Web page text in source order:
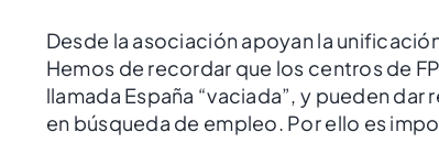
Desde la asociación apoyan la
Hemos de recordar que los centros de
llamada España “vaciada”, y pueden
en búsqueda de empleo. Por ello es